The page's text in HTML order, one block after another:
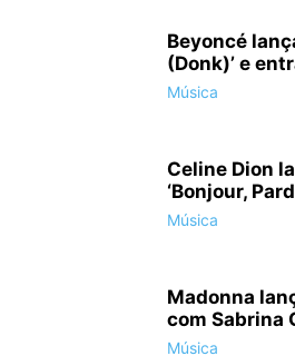
Beyoncé
(Donk)’ e
Música
Celine Dion
‘Bonjour,
Música
Madonna
com Sabrina
Música